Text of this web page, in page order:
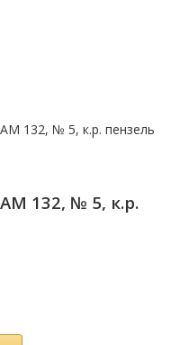
132, № 5, к.р.